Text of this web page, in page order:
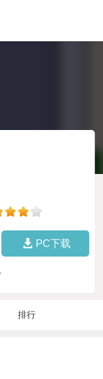
PC下载
排行